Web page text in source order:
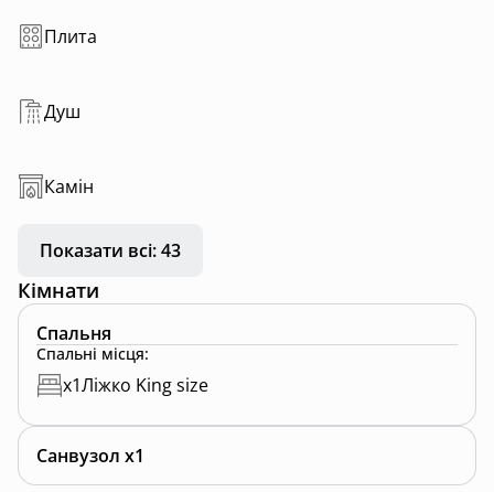
Плита
Душ
Камін
Показати всі: 43
Кімнати
Спальня
Спальні місця:
x1Ліжко King size
Санвузол x1